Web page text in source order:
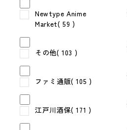
Newtype Anime
Market( 59 )
その他( 103 )
ファミ通販( 105 )
江戸川酒保( 171 )